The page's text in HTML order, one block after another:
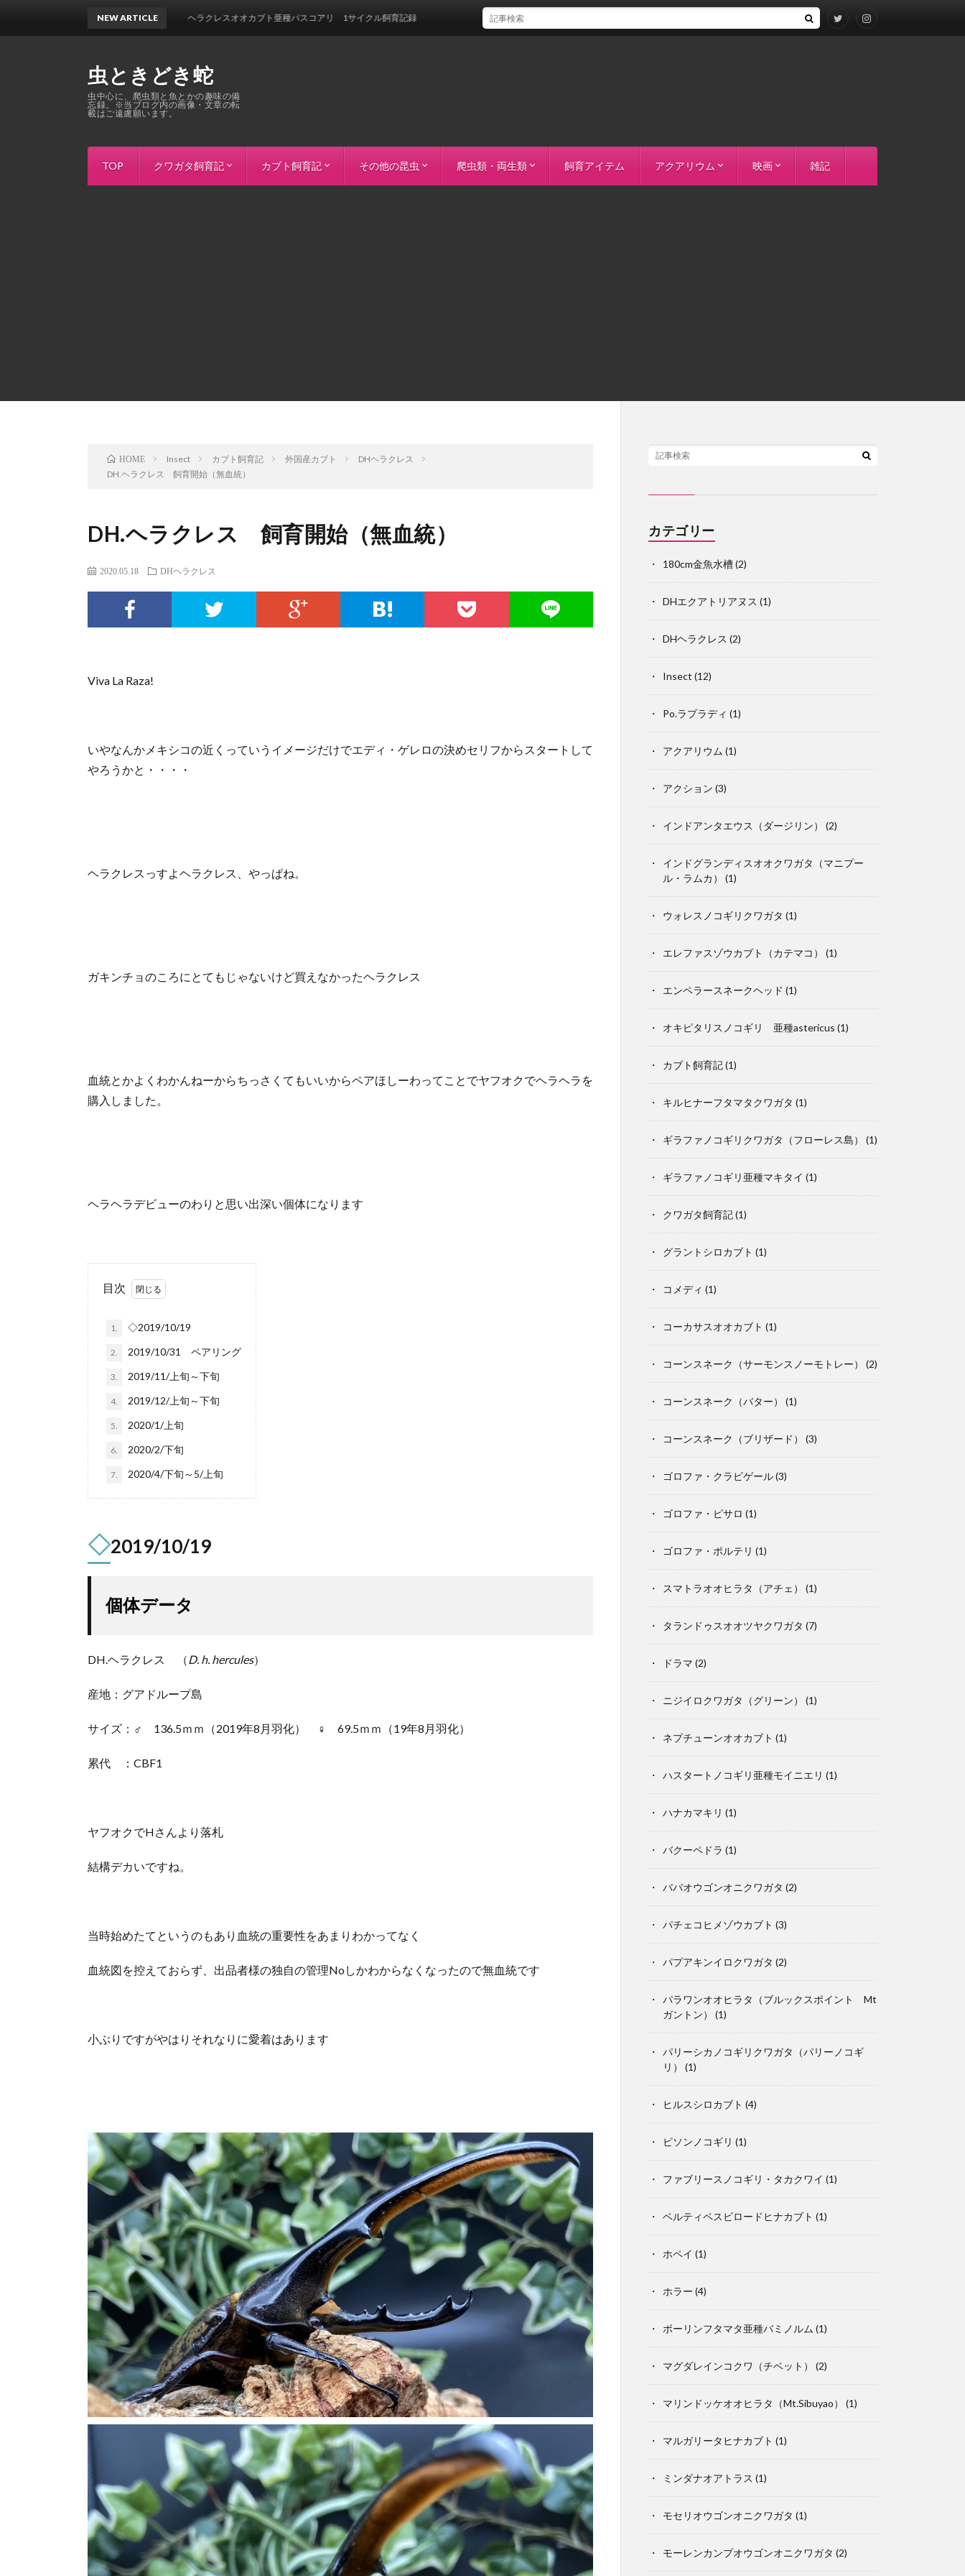
虫ときどき蛇
虫中心に、爬虫類と魚とかの趣味の備
忘録。※当ブログ内の画像・文章の転
載はご遠慮願います。
TOP クワガタ飼育記 カブト飼育記 その他の昆虫 爬虫類・両生類 飼育アイテム アクアリウム 映画 雑記
NEW ARTICLEヘラクレスオオカブト亜種パスコアリ 1サイクル飼育記録
HOME Insect カブト飼育記 外国産カブト
DHヘラクレス
DH.ヘラクレス 飼育開始（無血統）
DH.ヘラクレス 飼育開始（無血統）
2020.05.18 DHヘラクレス
Viva La Raza!
いやなんかメキシコの近くっていうイメージだけでエディ・ゲレロの決めセリフからスタートして
やろうかと・・・・
ヘラクレスっすよヘラクレス、やっぱね。
ガキンチョのころにとてもじゃないけど買えなかったヘラクレス
血統とかよくわかんねーからちっさくてもいいからペアほしーわってことでヤフオクでヘラヘラを
購入しました。
ヘラヘラデビューのわりと思い出深い個体になります
目次
1. ◇2019/10/19
2. 2019/10/31 ペアリング
3. 2019/11/上旬～下旬
4. 2019/12/上旬～下旬
5. 2020/1/上旬
6. 2020/2/下旬
7. 2020/4/下旬～5/上旬
◇2019/10/19
個体データ
DH.ヘラクレス （D. h. hercules）
産地：グアドループ島
サイズ：♂ 136.5ｍｍ（2019年8月羽化） ♀ 69.5ｍｍ（19年8月羽化）
累代 ：CBF1
ヤフオクでHさんより落札
結構デカいですね。
当時始めたてというのもあり血統の重要性をあまりわかってなく
血統図を控えておらず、出品者様の独自の管理Noしかわからなくなったので無血統です
小ぶりですがやはりそれなりに愛着はあります
カテゴリー
180cm金魚水槽(2)
DHエクアトリアヌス (1)
DHヘラクレス (2)
Insect (12)
Po.ラプラディ (1)
アクアリウム (1)
アクション (3)
インドアンタエウス（ダージリン） (2)
インドグランディスオオクワガタ（マニプー
ル・ラムカ）
(1)
ウォレスノコギリクワガタ (1)
エレファスゾウカブト（カテマコ） (1)
エンペラースネークヘッド (1)
オキピタリスノコギリ 亜種astericus (1)
カブト飼育記(1)
キルヒナーフタマタクワガタ (1)
ギラファノコギリクワガタ（フローレス島） (1)
ギラファノコギリ亜種マキタイ (1)
クワガタ飼育記(1)
グラントシロカブト (1)
コメディ (1)
コーカサスオオカブト (1)
コーンスネーク（サーモンスノーモトレー） (2)
コーンスネーク（バター） (1)
コーンスネーク（ブリザード） (3)
ゴロファ・クラビゲール(3)
ゴロファ・ピサロ (1)
ゴロファ・ポルテリ (1)
スマトラオオヒラタ（アチェ） (1)
タランドゥスオオツヤクワガタ (7)
ドラマ (2)
ニジイロクワガタ（グリーン） (1)
ネプチューンオオカブト (1)
ハスタートノコギリ亜種モイニエリ (1)
ハナカマキリ (1)
バクーペドラ (1)
ババオウゴンオニクワガタ (2)
パチェコヒメゾウカブト (3)
パプアキンイロクワガタ (2)
パラワンオオヒラタ（ブルックスポイント Mt
ガントン）
(1)
パリーシカノコギリクワガタ（パリーノコギ
リ）
(1)
ヒルスシロカブト (4)
ビソンノコギリ (1)
ファブリースノコギリ・タカクワイ (1)
ベルティペスビロードヒナカブト (1)
ホペイ (1)
ホラー (4)
ボーリンフタマタ亜種バミノルム (1)
マグダレインコクワ（チベット） (2)
マリンドッケオオヒラタ（Mt.Sibuyao） (1)
マルガリータヒナカブト (1)
ミンダナオアトラス (1)
モセリオウゴンオニクワガタ (1)
モーレンカンプオウゴンオニクワガタ (2)